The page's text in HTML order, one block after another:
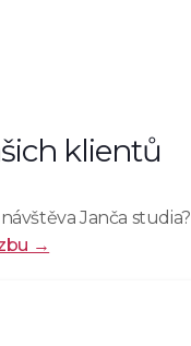
klientů
Janča studia?
→